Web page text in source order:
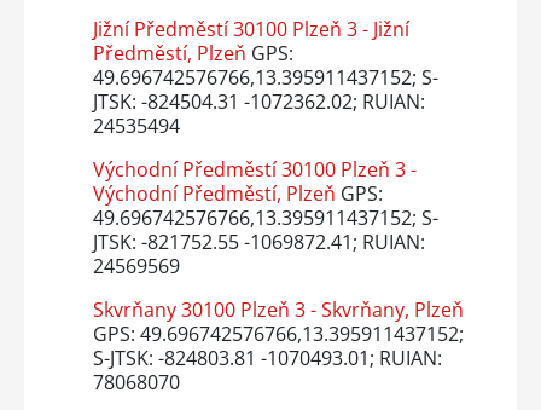
Jižní Předměstí 30100 Plzeň 3 - Jižní
Předměstí, Plzeň GPS:
49.696742576766,13.395911437152; S-
JTSK: -824504.31 -1072362.02; RUIAN:
24535494
Východní Předměstí 30100 Plzeň 3 -
Východní Předměstí, Plzeň GPS:
49.696742576766,13.395911437152; S-
JTSK: -821752.55 -1069872.41; RUIAN:
24569569
Skvrňany 30100 Plzeň 3 - Skvrňany, Plzeň
GPS: 49.696742576766,13.395911437152;
S-JTSK: -824803.81 -1070493.01; RUIAN:
78068070